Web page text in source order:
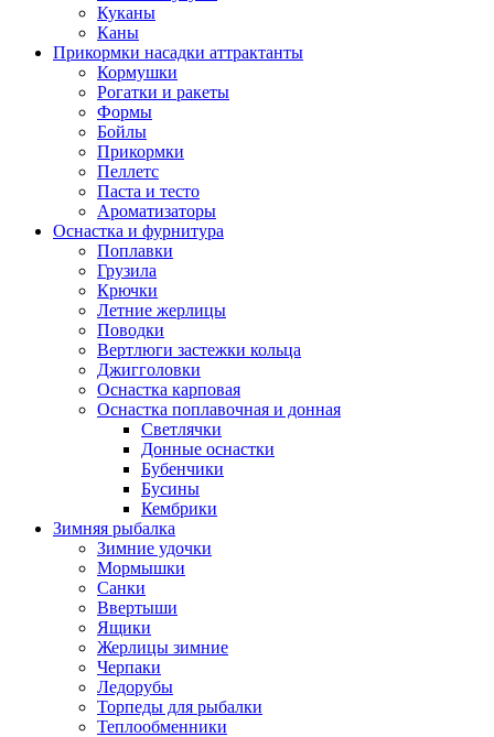
Куканы
Каны
Прикормки насадки аттрактанты
Кормушки
Рогатки и ракеты
Формы
Бойлы
Прикормки
Пеллетс
Паста и тесто
Ароматизаторы
Оснастка и фурнитура
Поплавки
Грузила
Крючки
Летние жерлицы
Поводки
Вертлюги застежки кольца
Джигголовки
Оснастка карповая
Оснастка поплавочная и донная
Светлячки
Донные оснастки
Бубенчики
Бусины
Кембрики
Зимняя рыбалка
Зимние удочки
Мормышки
Санки
Ввертыши
Ящики
Жерлицы зимние
Черпаки
Ледорубы
Торпеды для рыбалки
Теплообменники